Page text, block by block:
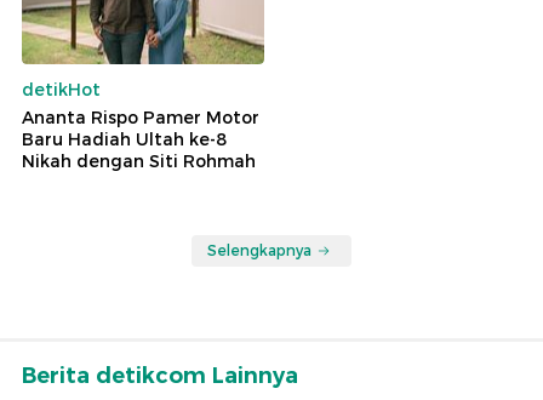
detikHot
Ananta Rispo Pamer Motor
Baru Hadiah Ultah ke-8
Nikah dengan Siti Rohmah
Selengkapnya
Berita detikcom Lainnya